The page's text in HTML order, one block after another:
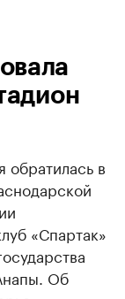
обратилась в
«Спартак»
Об